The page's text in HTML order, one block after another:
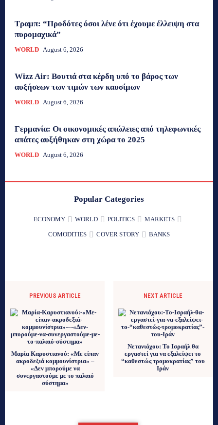
Τραμπ: “Προδότες όσοι λένε ότι έχουμε έλλειψη στα
πυρομαχικά”
WORLD August 6, 2026
Wizz Air: Βουτιά στα κέρδη υπό το βάρος των
αυξήσεων των τιμών των καυσίμων
WORLD August 6, 2026
Γερμανία: Οι οικονομικές απώλειες από τηλεφωνικές
απάτες αυξήθηκαν στη χώρα το 2025
WORLD August 6, 2026
Popular Categories
ECONOMY WORLD POLITICS MARKETS
COMODITIES COVER STORY BANKS
PREVIOUS ARTICLE
Μαρία Καρυστιανού: «Με είπαν
ακροδεξιά κομμουνίστρια» –
«Δεν μπορούμε να
συνεργαστούμε με το παλαιό
σύστημα»
NEXT ARTICLE
Νετανιάχου: Το Ισραήλ θα
εργαστεί για να εξαλείψει το
“καθεστώς τρομοκρατίας” του
Ιράν